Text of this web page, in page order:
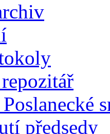
předsedy